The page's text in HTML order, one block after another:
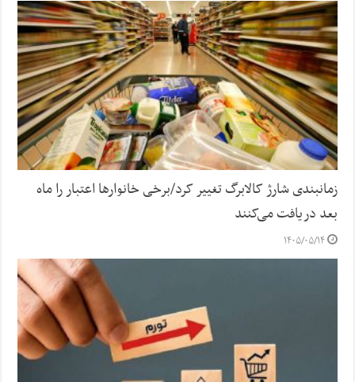
زمانبندی شارژ کالابرگ تغییر کرد/برخی خانوارها اعتبار را ماه
بعد دریافت می‌کنند
۱۴۰۵/۰۵/۱۴